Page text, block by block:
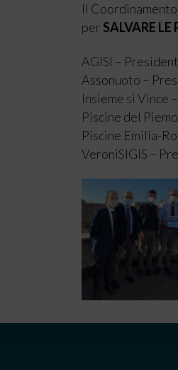
Il
per SALVARE LE
AGISI –
Assonuoto –
Insieme si Vince
Piscine del
Piscine Emilia-
VeroniSIGIS –